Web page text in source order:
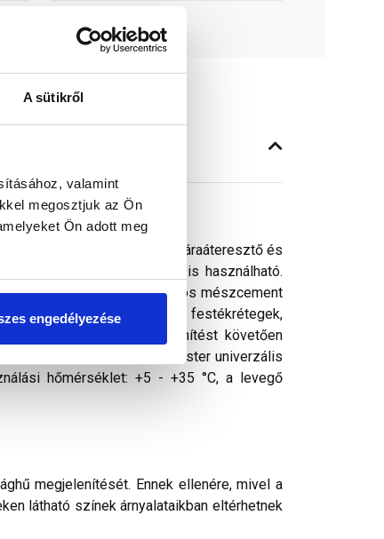
A sütikről
valamint
megosztjuk az Ön
Ön adott meg
engedélyezése
és fedőképességű, jó páraáteresztő és
Bel- és kültérben is használható.
(minimum egy hónapos mészcement
szilikátos és szilikonos festékrétegek,
Előzetes fertőtlenítést követően
felhordás előtt Thermomaster univerzális
hőmérséklet: +5 - +35 °C, a levegő
megjelenítését. Ennek ellenére, mivel a
látható színek árnyalataikban eltérhetnek